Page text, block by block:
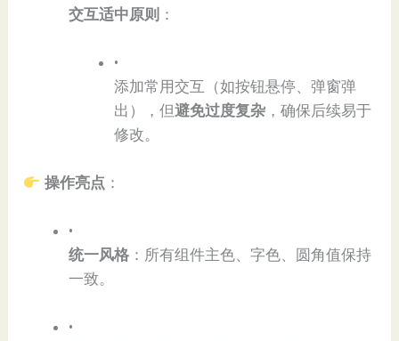
​交互适中原则​ ​：
•
添加常用交互（如按钮悬停、弹窗弹
出），但​​避免过度复杂​ ​，确保后续易于
修改。
操作亮点​ ​：
•
​统一风格​ ​：所有组件主色、字色、圆角值保持
一致。
•